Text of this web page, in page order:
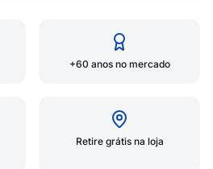
+60 anos no mercado
Retire grátis na loja